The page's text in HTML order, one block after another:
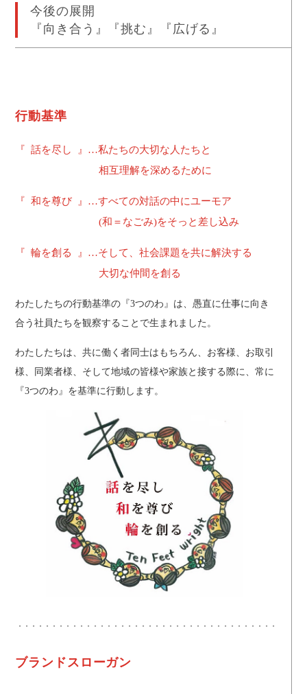
今後の展開
『向き合う』『挑む』『広げる』
行動基準
『 話を尽し 』…私たちの大切な人たちと
相互理解を深めるために
『 和を尊び 』…すべての対話の中にユーモア
(和＝なごみ)をそっと差し込み
『 輪を創る 』…そして、社会課題を共に解決する
大切な仲間を創る
わたしたちの行動基準の『3つのわ』は、愚直に仕事に向き
合う社員たちを観察することで生まれました。
わたしたちは、共に働く者同士はもちろん、お客様、お取引
様、同業者様、そして地域の皆様や家族と接する際に、常に
『3つのわ』を基準に行動します。
ブランドスローガン